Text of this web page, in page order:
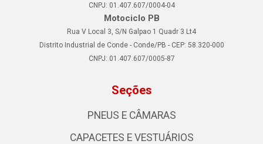
CNPJ: 01.407.607/0004-04
Motociclo PB
Rua V Local 3, S/N Galpao 1 Quadr 3 Lt4
Distrito Industrial de Conde - Conde/PB - CEP: 58.320-000
CNPJ: 01.407.607/0005-87
Seções
PNEUS E CÂMARAS
CAPACETES E VESTUÁRIOS